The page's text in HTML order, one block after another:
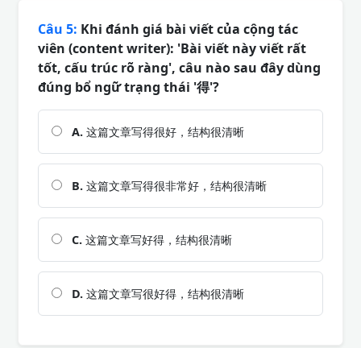
Câu 5: Khi đánh giá bài viết của cộng tác
viên (content writer): 'Bài viết này viết rất
tốt, cấu trúc rõ ràng', câu nào sau đây dùng
đúng bổ ngữ trạng thái '得'?
A. 这篇文章写得很好，结构很清晰
B. 这篇文章写得很非常好，结构很清晰
C. 这篇文章写好得，结构很清晰
D. 这篇文章写很好得，结构很清晰